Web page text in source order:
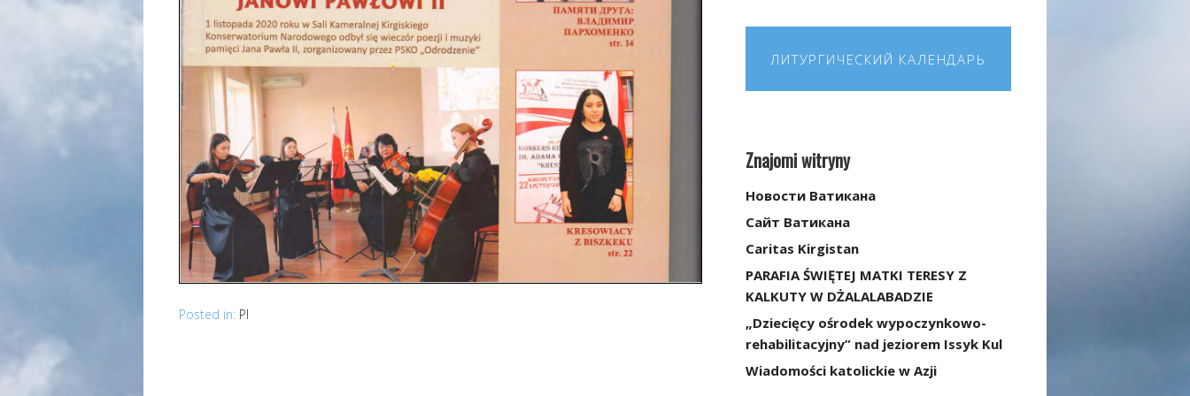
Posted in: Pl
ЛИТУРГИЧЕСКИЙ КАЛЕНДАРЬ
Znajomi witryny
Новости Ватикана
Сайт Ватикана
Caritas Kirgistan
PARAFIA ŚWIĘTEJ MATKI TERESY Z
KALKUTY W DŻALALABADZIE
„Dziecięcy ośrodek wypoczynkowo-
rehabilitacyjny” nad jeziorem Issyk Kul
Wiadomości katolickie w Azji